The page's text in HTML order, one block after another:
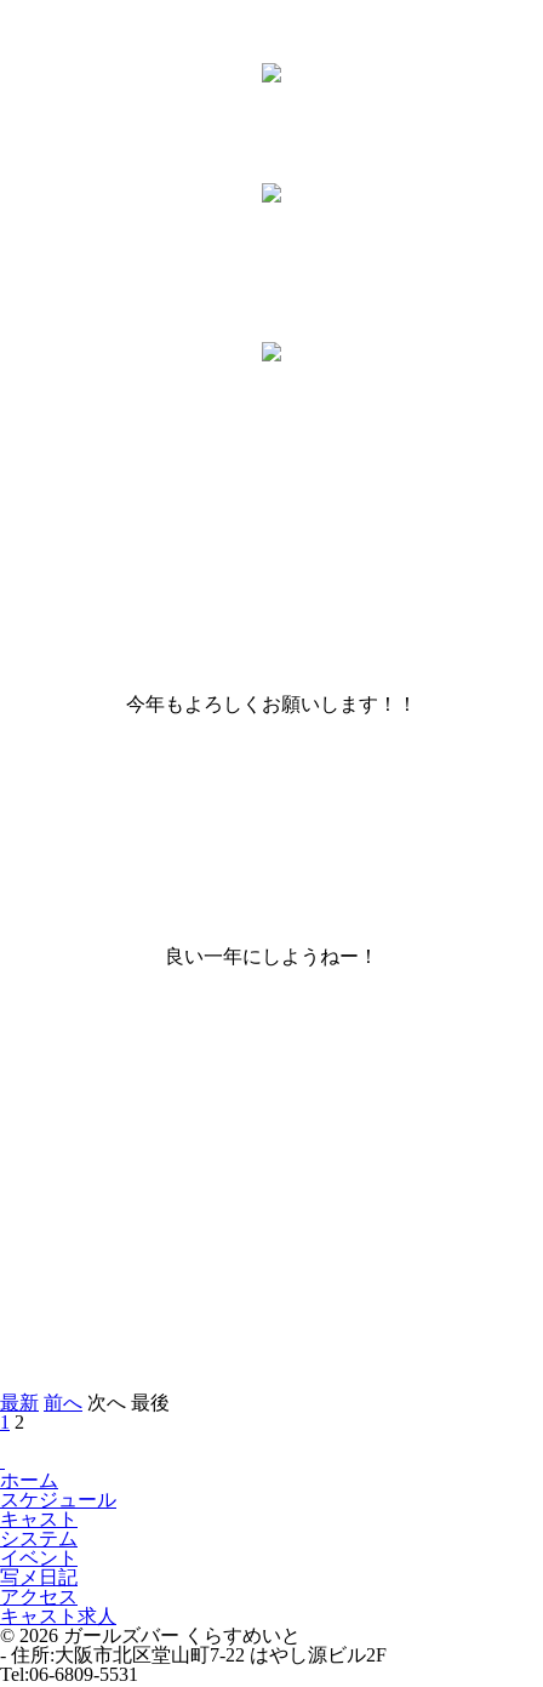
今年もよろしくお願いします！！
良い一年にしようねー！
最新 前へ 次へ 最後
1 2
ホーム
スケジュール
キャスト
システム
イベント
写メ日記
アクセス
キャスト求人
© 2026 ガールズバー くらすめいと
- 住所:大阪市北区堂山町7-22 はやし源ビル2F
Tel:06-6809-5531